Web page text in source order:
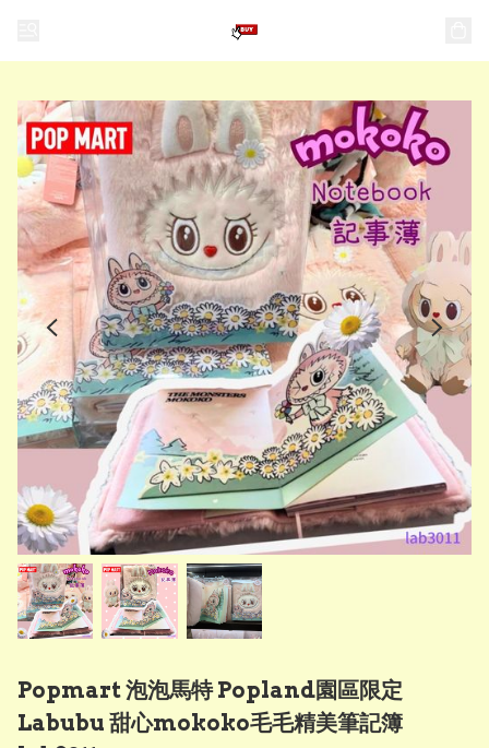
Popmart 泡泡馬特 Popland園區限定
Labubu 甜心mokoko毛毛精美筆記簿